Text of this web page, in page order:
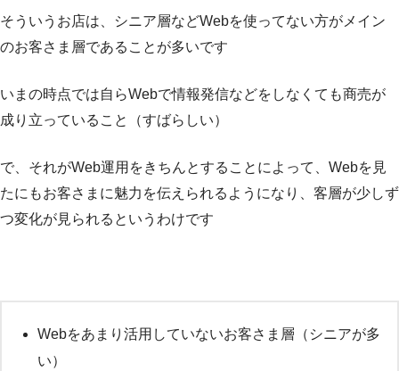
そういうお店は、シニア層などWebを使ってない方がメイン
のお客さま層であることが多いです
いまの時点では自らWebで情報発信などをしなくても商売が
成り立っていること（すばらしい）
で、それがWeb運用をきちんとすることによって、Webを見
たにもお客さまに魅力を伝えられるようになり、客層が少しず
つ変化が見られるというわけです
Webをあまり活用していないお客さま層（シニアが多
い）